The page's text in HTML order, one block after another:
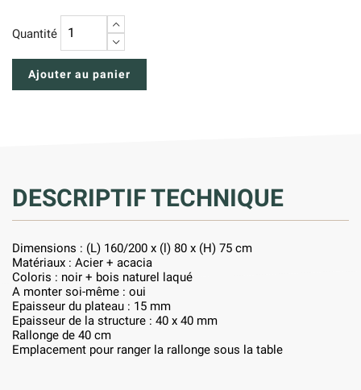
Quantité
+
−
Ajouter au panier
DESCRIPTIF TECHNIQUE
Dimensions : (L) 160/200 x (l) 80 x (H) 75 cm
Matériaux : Acier + acacia
Coloris : noir + bois naturel laqué
A monter soi-même : oui
Epaisseur du plateau : 15 mm
Epaisseur de la structure : 40 x 40 mm
Rallonge de 40 cm
Emplacement pour ranger la rallonge sous la table